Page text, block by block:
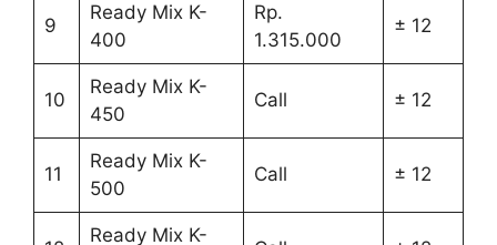
9
Ready Mix K-
400
Rp.
1.315.000
± 12
10
Ready Mix K-
450
Call ± 12
11
Ready Mix K-
500
Call ± 12
Ready Mix K-